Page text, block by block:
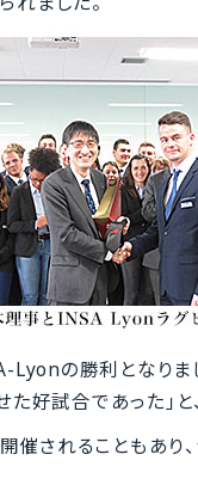
の勝利となり
好試合であった」と
催されることもあ